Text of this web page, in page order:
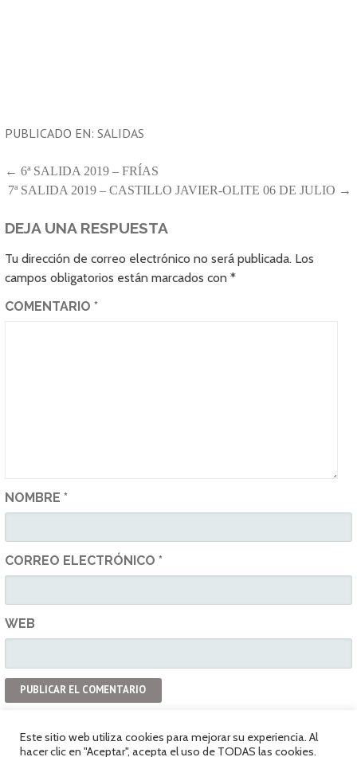
PUBLICADO EN:SALIDAS
NAVEGACIÓN
DE
ENTRADAS
← 6ª SALIDA 2019 – FRÍAS
7ª SALIDA 2019 – CASTILLO JAVIER-OLITE 06 DE JULIO →
DEJA UNA RESPUESTA
Tu dirección de correo electrónico no será publicada. Los
campos obligatorios están marcados con*
COMENTARIO*
NOMBRE*
CORREO ELECTRÓNICO*
WEB
Este sitio web utiliza cookies para mejorar su experiencia. Al
hacer clic en "Aceptar", acepta el uso de TODAS las cookies.